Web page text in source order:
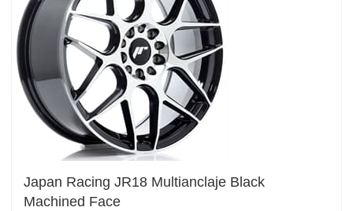
Japan Racing JR18 Multianclaje Black
Machined Face